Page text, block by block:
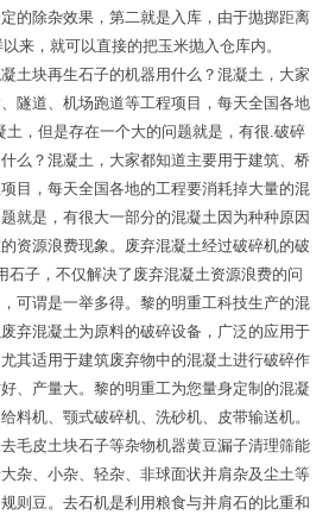
的除杂效果，第二就是入库，由于抛掷距离
来，就可以直接的把玉米抛入仓库内。
土块再生石子的机器用什么？混凝土，大家
隧道、机场跑道等工程项目，每天全国各地
土，但是存在一个大的问题就是，有很.破碎
么？混凝土，大家都知道主要用于建筑、桥
目，每天全国各地的工程要消耗掉大量的混
就是，有很大一部分的混凝土因为种种原因
资源浪费现象。废弃混凝土经过破碎机的破
石子，不仅解决了废弃混凝土资源浪费的问
可谓是一举多得。黎的明重工科技生产的混
弃混凝土为原料的破碎设备，广泛的应用于
其适用于建筑废弃物中的混凝土进行破碎作
、产量大。黎的明重工为您量身定制的混凝
料机、颚式破碎机、洗砂机、皮带输送机。
毛皮土块石子等杂物机器黄豆漏子清理筛能
杂、小杂、轻杂、非球面状并肩杂及尘土等
则豆。去石机是利用粮食与并肩石的比重和